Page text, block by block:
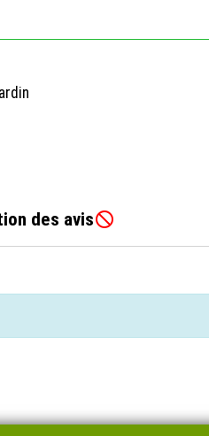
des avis